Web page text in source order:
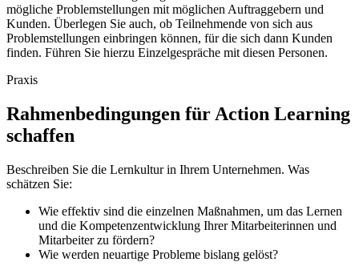
mögliche Problemstellungen mit möglichen Auftraggebern und
Kunden. Überlegen Sie auch, ob Teilnehmende von sich aus
Problemstellungen einbringen können, für die sich dann Kunden
finden. Führen Sie hierzu Einzelgespräche mit diesen Personen.
Praxis
Rahmenbedingungen für Action Learning
schaffen
Beschreiben Sie die Lernkultur in Ihrem Unternehmen. Was
schätzen Sie:
Wie effektiv sind die einzelnen Maßnahmen, um das Lernen
und die Kompetenzentwicklung Ihrer Mitarbeiterinnen und
Mitarbeiter zu fördern?
Wie werden neuartige Probleme bislang gelöst?